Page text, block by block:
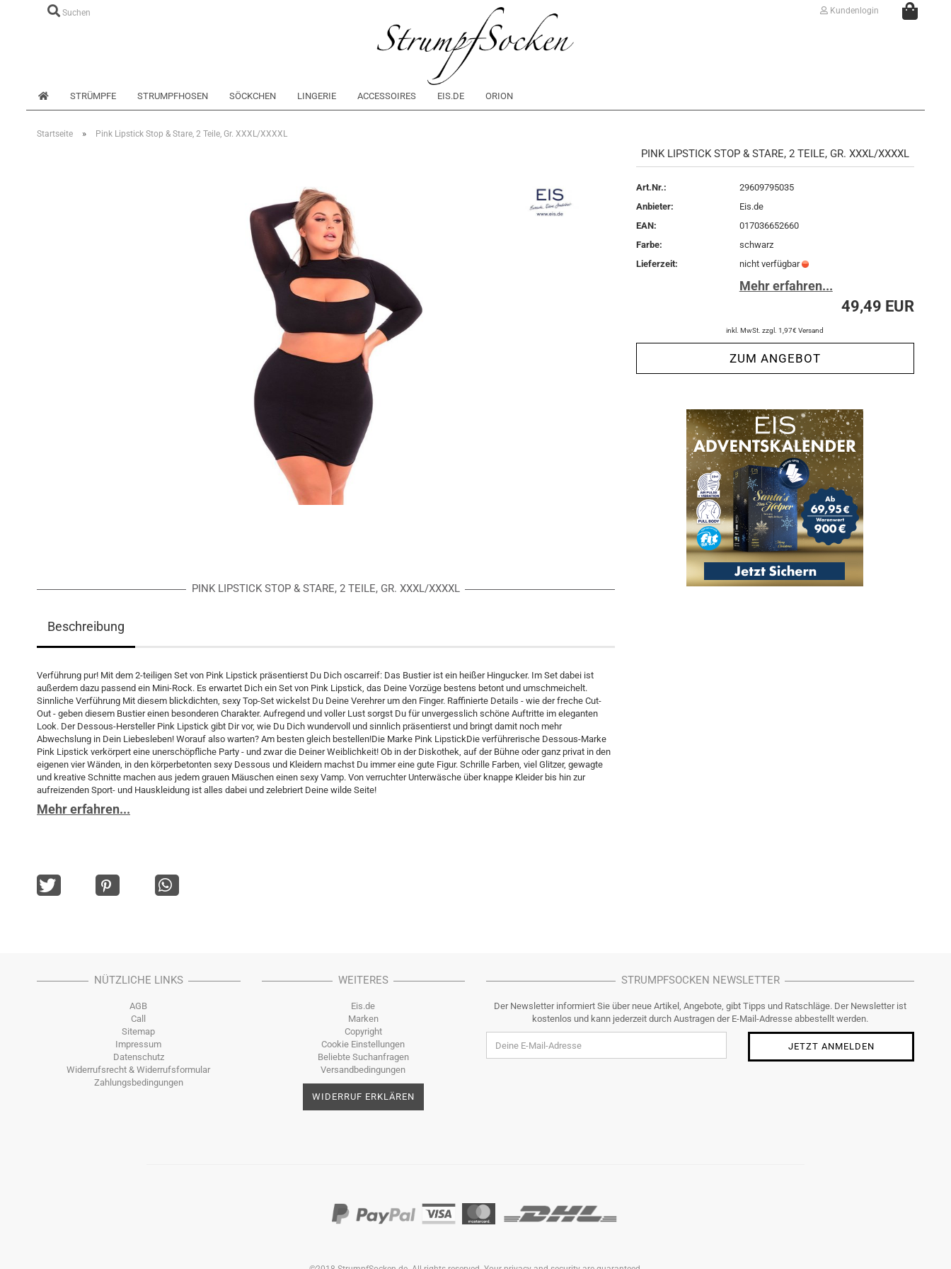
Suchen Kundenlogin
Passwort vergessen?
STRÜMPFE STRUMPFHOSEN SÖCKCHEN LINGERIE ACCESSOIRES EIS.DE ORION
Startseite » Pink Lipstick Stop & Stare, 2 Teile, Gr. XXXL/XXXXL
PINK LIPSTICK STOP & STARE, 2 TEILE, GR. XXXL/XXXXL
Art.Nr.:
29609795035
Anbieter:
Eis.de
EAN:
017036652660
Farbe:
schwarz
Lieferzeit:
nicht verfügbar
Mehr erfahren...
49,49 EUR
inkl. MwSt. zzgl. 1,97€ Versand
ZUM ANGEBOT
PINK LIPSTICK STOP & STARE, 2 TEILE, GR. XXXL/XXXXL
Beschreibung
Verführung pur! Mit dem 2-teiligen Set von Pink Lipstick präsentierst Du Dich oscarreif: Das Bustier ist ein heißer Hingucker. Im Set dabei ist
außerdem dazu passend ein Mini-Rock. Es erwartet Dich ein Set von Pink Lipstick, das Deine Vorzüge bestens betont und umschmeichelt.
Sinnliche Verführung Mit diesem blickdichten, sexy Top-Set wickelst Du Deine Verehrer um den Finger. Raffinierte Details - wie der freche Cut-
Out - geben diesem Bustier einen besonderen Charakter. Aufregend und voller Lust sorgst Du für unvergesslich schöne Auftritte im eleganten
Look. Der Dessous-Hersteller Pink Lipstick gibt Dir vor, wie Du Dich wundervoll und sinnlich präsentierst und bringt damit noch mehr
Abwechslung in Dein Liebesleben! Worauf also warten? Am besten gleich bestellen!Die Marke Pink LipstickDie verführerische Dessous-Marke
Pink Lipstick verkörpert eine unerschöpfliche Party - und zwar die Deiner Weiblichkeit! Ob in der Diskothek, auf der Bühne oder ganz privat in den
eigenen vier Wänden, in den körperbetonten sexy Dessous und Kleidern machst Du immer eine gute Figur. Schrille Farben, viel Glitzer, gewagte
und kreative Schnitte machen aus jedem grauen Mäuschen einen sexy Vamp. Von verruchter Unterwäsche über knappe Kleider bis hin zur
aufreizenden Sport- und Hauskleidung ist alles dabei und zelebriert Deine wilde Seite!
Mehr erfahren...
NÜTZLICHE LINKS
AGB
Call
Sitemap
Impressum
Datenschutz
Widerrufsrecht & Widerrufsformular
Zahlungsbedingungen
WEITERES
Eis.de
Marken
Copyright
Cookie Einstellungen
Beliebte Suchanfragen
Versandbedingungen
WIDERRUF ERKLÄREN
STRUMPFSOCKEN NEWSLETTER
Der Newsletter informiert Sie über neue Artikel, Angebote, gibt Tipps und Ratschläge. Der Newsletter ist
kostenlos und kann jederzeit durch Austragen der E-Mail-Adresse abbestellt werden.